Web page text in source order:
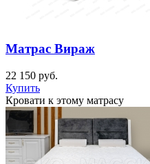
Матрас Вираж
22 150 руб.
Купить
Кровати к этому матрасу